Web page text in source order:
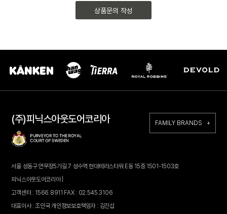
상품문의 작성
(주)피닉스아웃도어코리아 FAMILY BRANDS +
서울 성동구 연무장5가길 7 성수역 현대테라스타워 E동 15층 1501-1503호
피닉스아웃도어코리아 |
고객센터 : 1566.8911 FAX : 02.545.3106
대표이사 : 조인국 개인정보보호책임자 : 김진섭